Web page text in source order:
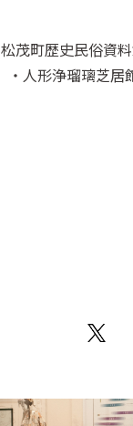
松茂町歴史民俗資
・人形浄瑠璃芝居